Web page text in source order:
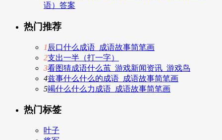
语）答案
热门推荐
1 辰口什么成语_成语故事简笔画
2支出一半（打一字）
3看图猜成语什么茧_游戏新闻资讯_游戏鸟
4兹事什么什么的成语_成语故事简笔画
5竭什么什么力成语_成语故事简笔画
热门标签
叶子